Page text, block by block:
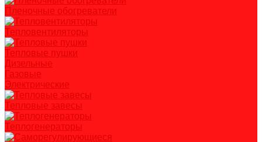
Пленочные обогреватели
Тепловентиляторы
Тепловые пушки
Дизельные
Газовые
Электрические
Тепловые завесы
Теплогенераторы